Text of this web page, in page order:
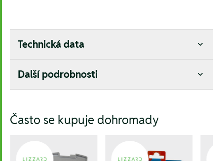
Technická data
Další podrobnosti
Často se kupuje dohromady